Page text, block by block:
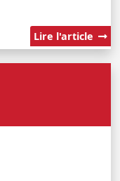
Lire l'article